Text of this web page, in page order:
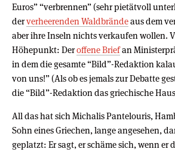
Euros” “verbrennen” (sehr pietätvoll
derverheerenden Waldbrändeaus dem
aber ihre Inseln nichts verkaufen wollen.
Höhepunkt: Deroffene Briefan
in dem die gesamte “Bild”-Redaktion
von uns!” (Als ob es jemals zur Debatte
die “Bild”-Redaktion das griechische
All das hat sich Michalis Pantelouris,
Sohn eines Griechen, lange angesehen,
geplatzt: Er sagt, er schäme sich, wenn er